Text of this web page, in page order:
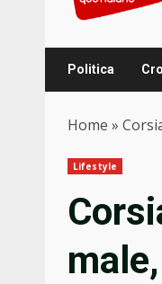
Politica
Home »
Lifestyle